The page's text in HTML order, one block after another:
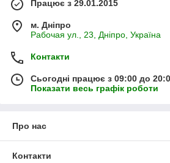
Працює з 29.01.2015
м. Дніпро
Рабочая ул., 23, Дніпро, Україна
Контакти
Сьогодні працює з 09:00 до
Показати весь графік роботи
Про нас
Контакти